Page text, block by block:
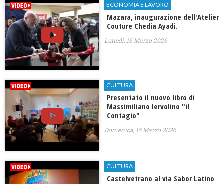
ECONOMIA E LAVORO
​Mazara, inaugurazione dell'Atelier
Couture Chedia Ayadi.
Lunedì, 16 Marzo 2026
CULTURA
Presentato il nuovo libro di
Massimiliano Iervolino "il
Contagio"
Domenica, 15 Marzo 2026
CULTURA
Castelvetrano al via Sabor Latino